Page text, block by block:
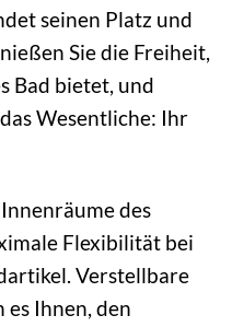
seinen Platz und
Sie die Freiheit,
Bad bietet, und
Wesentliche: Ihr
des
Flexibilität bei
Verstellbare
Ihnen, den